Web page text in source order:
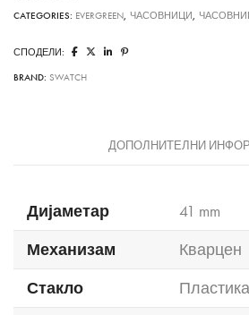
CATEGORIES: EVERGREEN, ЧАСОВНИЦИ,
СПОДЕЛИ:
BRAND: SWATCH
ДОПОЛНИТЕЛНИ
Дијаметар
41 mm
Механизам
Кварцен
Стакло
Пластика